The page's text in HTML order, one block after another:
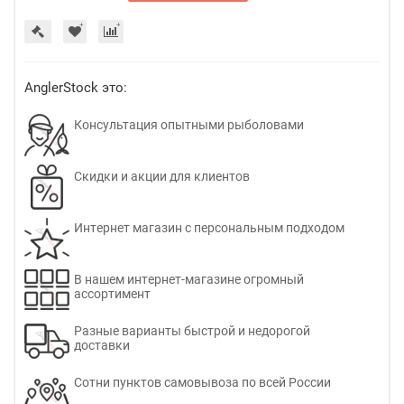
AnglerStock это:
Консультация опытными рыболовами
Скидки и акции для клиентов
Интернет магазин с персональным подходом
В нашем интернет-магазине огромный
ассортимент
Разные варианты быстрой и недорогой
доставки
Сотни пунктов самовывоза по всей России